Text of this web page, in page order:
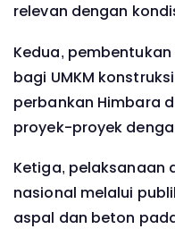
relevan dengan
Kedua,
bagi UMKM
perbankan Himbara
proyek-proyek
Ketiga, pelaksanaan
nasional melalui
aspal dan beton